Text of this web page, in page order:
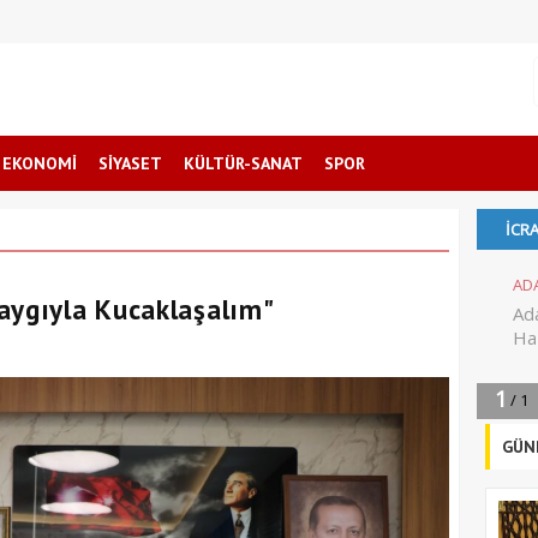
EKONOMİ SİYASET KÜLTÜR-SANAT SPOR
Kucaklaşalım"